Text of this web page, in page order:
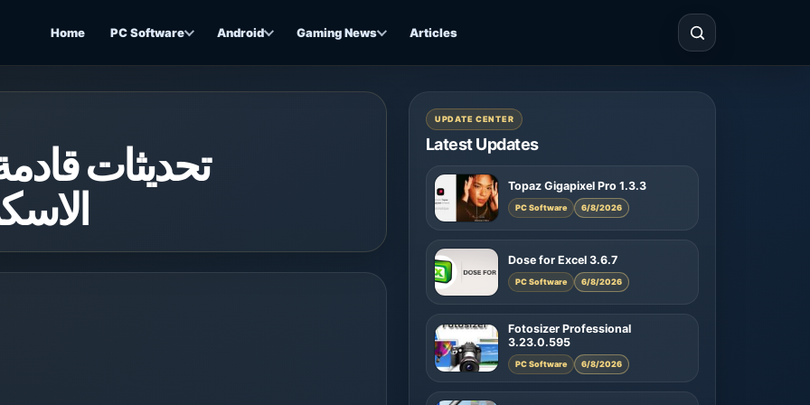
Home PC Software Android Gaming News Articles
تحديثات
UPDATE CENTER
Latest Updates
Topaz Gigapixel Pro 1.3.3
PC Software 6/8/2026
Dose for Excel 3.6.7
PC Software 6/8/2026
Fotosizer Professional
3.23.0.595
PC Software 6/8/2026